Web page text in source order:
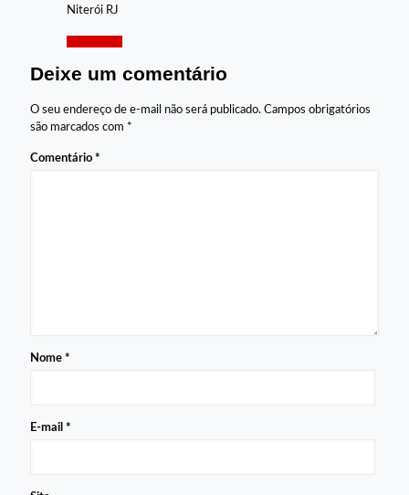
Niterói RJ
Deixe um comentário
O seu endereço de e-mail não será publicado. Campos obrigatórios
são marcados com *
Comentário *
Nome *
E-mail *